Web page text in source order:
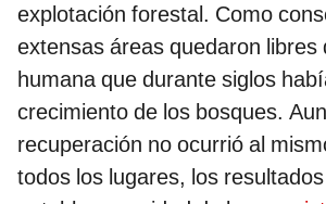
explotación forestal. Como
extensas áreas quedaron libres
humana que durante siglos
crecimiento de los bosques.
recuperación no ocurrió al
todos los lugares, los